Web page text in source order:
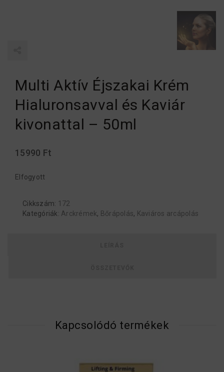
Multi Aktív Éjszakai Krém
Hialuronsavval és Kaviár
kivonattal – 50ml
15990 Ft
Elfogyott
Cikkszám: 172
Kategóriák: Arckrémek, Bőrápolás, Kaviáros arcápolás
Kapcsolódó termékek